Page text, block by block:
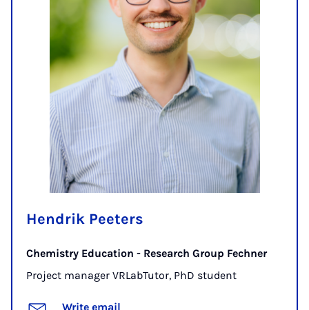
Hendrik Peeters
Chemistry Education - Research Group Fechner
Project manager VRLabTutor, PhD student
Write email